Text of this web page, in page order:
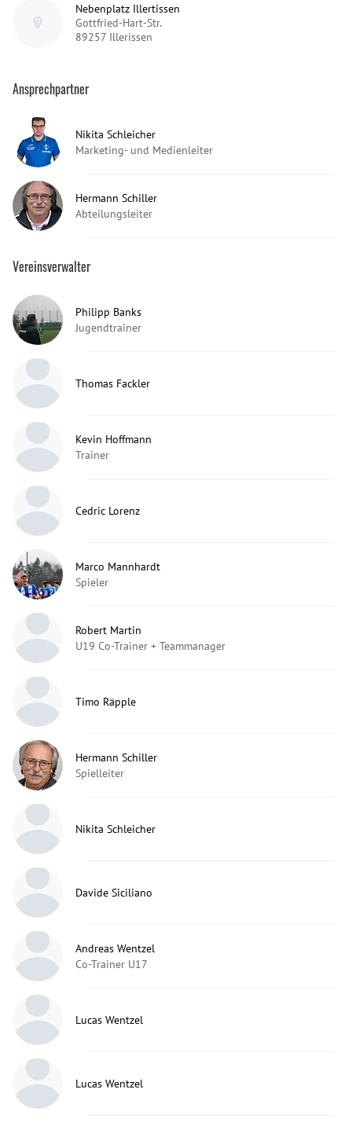
Nebenplatz Illertissen
Gottfried-Hart-Str.
89257 Illerissen
Ansprechpartner
Nikita Schleicher
Marketing- und Medienleiter
Hermann Schiller
Abteilungsleiter
Vereinsverwalter
Philipp Banks
Jugendtrainer
Thomas Fackler
Kevin Hoffmann
Trainer
Cedric Lorenz
Marco Mannhardt
Spieler
Robert Martin
U19 Co-Trainer + Teammanager
Timo Räpple
Hermann Schiller
Spielleiter
Nikita Schleicher
Davide Siciliano
Andreas Wentzel
Co-Trainer U17
Lucas Wentzel
Lucas Wentzel